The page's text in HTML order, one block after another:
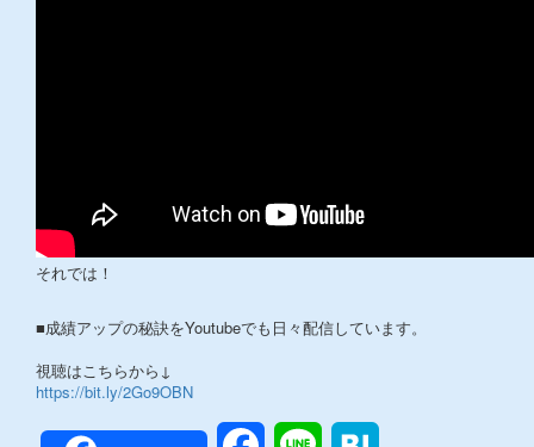
それでは！
■成績アップの秘訣をYoutubeでも日々配信しています。
視聴はこちらから↓
https://bit.ly/2Go9OBN